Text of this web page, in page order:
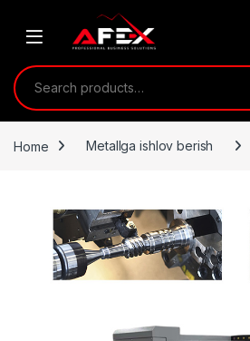
Search for:
Home Metallga ishlov berish